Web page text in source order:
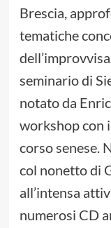
Brescia,
tematiche
seminario di
notato da
workshop con
corso senese.
col nonetto di
all’intensa
numerosi CD